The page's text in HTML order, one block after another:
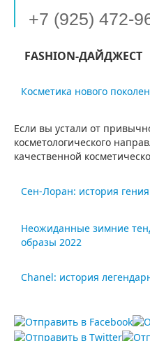
+7 (925) 472-
FASHION-ДАЙДЖЕСТ
Косметика нового
Если вы устали от
косметологического
качественной
Сен-Лоран: история гения
Один из самых гениальных
Кристиана Диора,
Неожиданные зимние
образы 2022
Чем меньше времени
Chanel: история
Нет в мире человека,
Это женщина, подарившая